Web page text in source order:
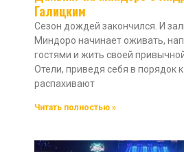
Галицким
Сезон дождей закончился. И
Миндоро начинает оживать,
гостями и жить своей
Отели, приведя себя в порядок
распахивают
Читать полностью »